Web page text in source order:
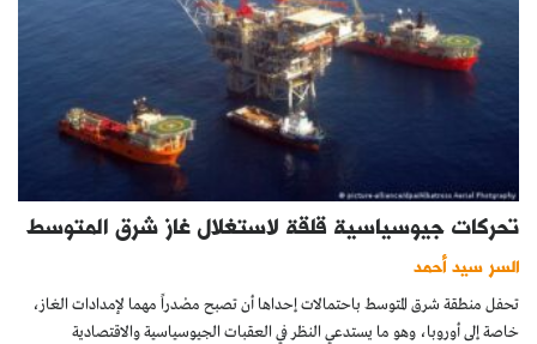
تحركات جيوسياسية قلقة لاستغلال غاز شرق المتوسط
السر سيد أحمد
تحفل منطقة شرق المتوسط باحتمالات إحداها أن تصبح مصْدراً مهما لإمدادات الغاز،
خاصة إلى أوروبا، وهو ما يستدعي النظر في العقبات الجيوسياسية والاقتصادية